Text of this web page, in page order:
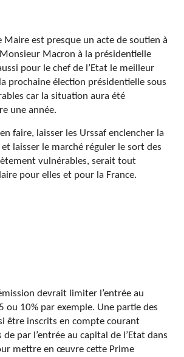
Maire est presque un acte de soutien à
Macron à la présidentielle
pour le chef de l’Etat le meilleur
prochaine élection présidentielle sous
car la situation aura été
une année.
faire, laisser les Urssaf enclencher la
laisser le marché réguler le sort des
vulnérables, serait tout
pour elles et pour la France.
devrait limiter l’entrée au
ou 10% par exemple. Une partie des
être inscrits en compte courant
de par l’entrée au capital de l’Etat dans
mettre en œuvre cette Prime